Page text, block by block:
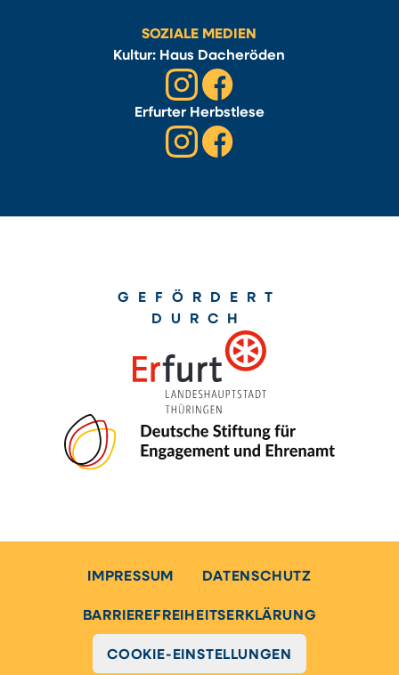
SOZIALE MEDIEN
Kultur: Haus Dacheröden
Erfurter Herbstlese
GEFÖRDERT
DURCH
IMPRESSUM DATENSCHUTZ
BARRIEREFREIHEITSERKLÄRUNG
COOKIE-EINSTELLUNGEN